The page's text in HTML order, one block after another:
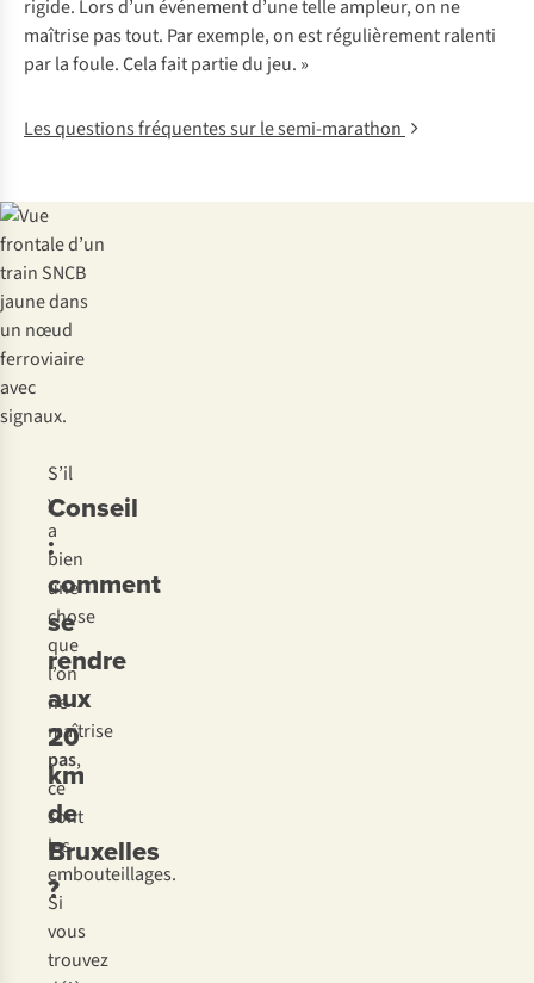
rigide. Lors d’un événement d’une telle ampleur, on ne
maîtrise pas tout. Par exemple, on est régulièrement ralenti
par la foule. Cela fait partie du jeu. »
Les questions fréquentes sur le semi-marathon
Conseil
:
comment
se
rendre
aux
20
km
de
Bruxelles
?
S’il
y
a
bien
une
chose
que
l’on
ne
maîtrise
pas,
ce
sont
les
embouteillages.
Si
vous
trouvez